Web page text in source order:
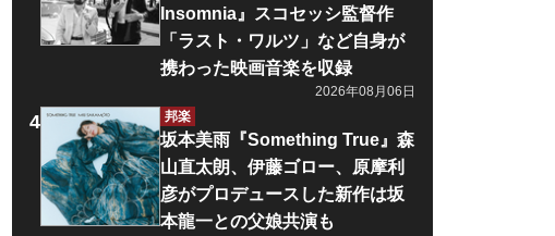
Insomnia』スコセッシ監督作
「ラスト・ワルツ」など自身が
携わった映画音楽を収録
2026年08月06日
邦楽
坂本美雨『Something True』森
山直太朗、伊藤ゴロー、原摩利
彦がプロデュースした新作は坂
本龍一との父娘共演も